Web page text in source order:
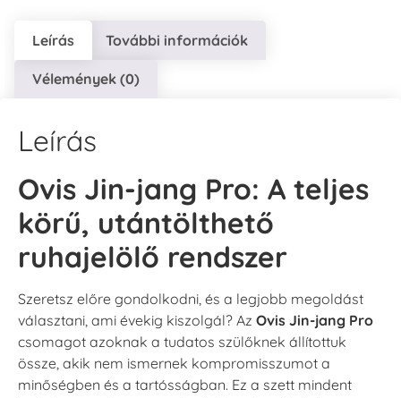
Leírás További információk
Vélemények (0)
Leírás
Ovis Jin-jang Pro: A teljes
körű, utántölthető
ruhajelölő rendszer
Szeretsz előre gondolkodni, és a legjobb megoldást
választani, ami évekig kiszolgál? Az Ovis Jin-jang Pro
csomagot azoknak a tudatos szülőknek állítottuk
össze, akik nem ismernek kompromisszumot a
minőségben és a tartósságban. Ez a szett mindent